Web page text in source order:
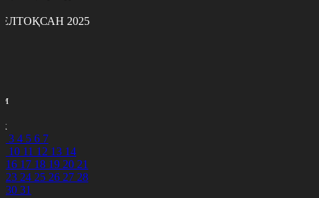
2025
3 4 5 6 7
10 11 12 13 14
16 17 18 19 20 21
23 24 25 26 27 28
30 31